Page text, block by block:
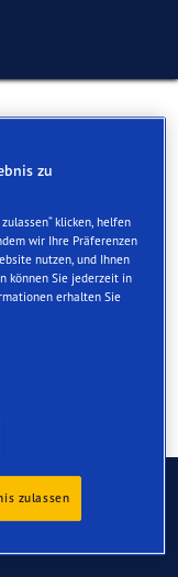
SA
zu
klicken, helfen
wir Ihre Präferenzen
nutzen, und Ihnen
können Sie jederzeit in
erhalten Sie
zulassen